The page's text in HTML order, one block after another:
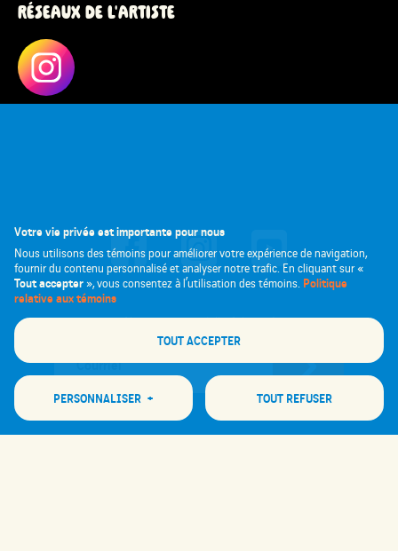
RÉSEAUX DE L'ARTISTE
Abonnez-vous à l'infolettre!
Votre vie privée est importante pour nous
Nous utilisons des témoins pour améliorer votre expérience de navigation,
fournir du contenu personnalisé et analyser notre trafic. En cliquant sur «
Tout accepter», vous consentez à l’utilisation des témoins. Politique
relative aux témoins
PERSONNALISER + TOUT REFUSER
TOUT ACCEPTER